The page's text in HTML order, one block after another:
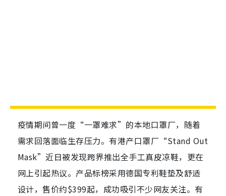
疫情期间曾一度“一罩难求”的本地口罩厂，随着
需求回落面临生存压力。有港产口罩厂“Stand Out
Mask”近日被发现跨界推出全手工真皮凉鞋，更在
网上引起热议。产品标榜采用德国专利鞋垫及舒适
设计，售价约$399起，成功吸引不少网友关注。有